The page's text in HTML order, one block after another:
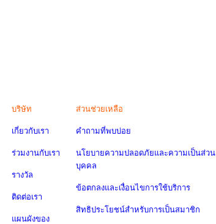
บริษัท
เกี่ยวกับเรา
ร่วมงานกับเรา
รางวัล
ติดต่อเรา
แผนผังของ
ส่วนช่วยเหลือ
คำถามที่พบบ่อย
นโยบายความปลอดภัยและความเป็นส่วน
บุคคล
ข้อตกลงและเงื่อนไขการใช้บริการ
สิทธิประโยชน์สำหรับการเป็นสมาชิก